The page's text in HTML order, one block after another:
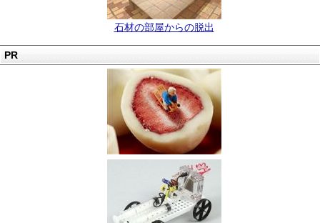
石材の部屋からの脱出
PR